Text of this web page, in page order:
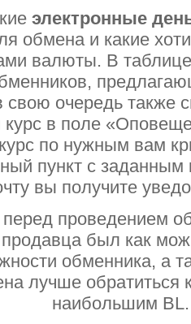
электронные
обмена и какие
валюты. В таблице
очередь также
курс в поле
по нужным вам
пункт с заданным
вы получите
перед проведением
продавца был как
обменника, а
лучше
наибольшим BL.